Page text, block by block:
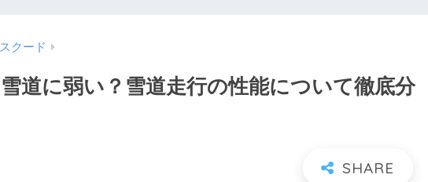
クード
道に弱い？雪道走行の性能について徹底分